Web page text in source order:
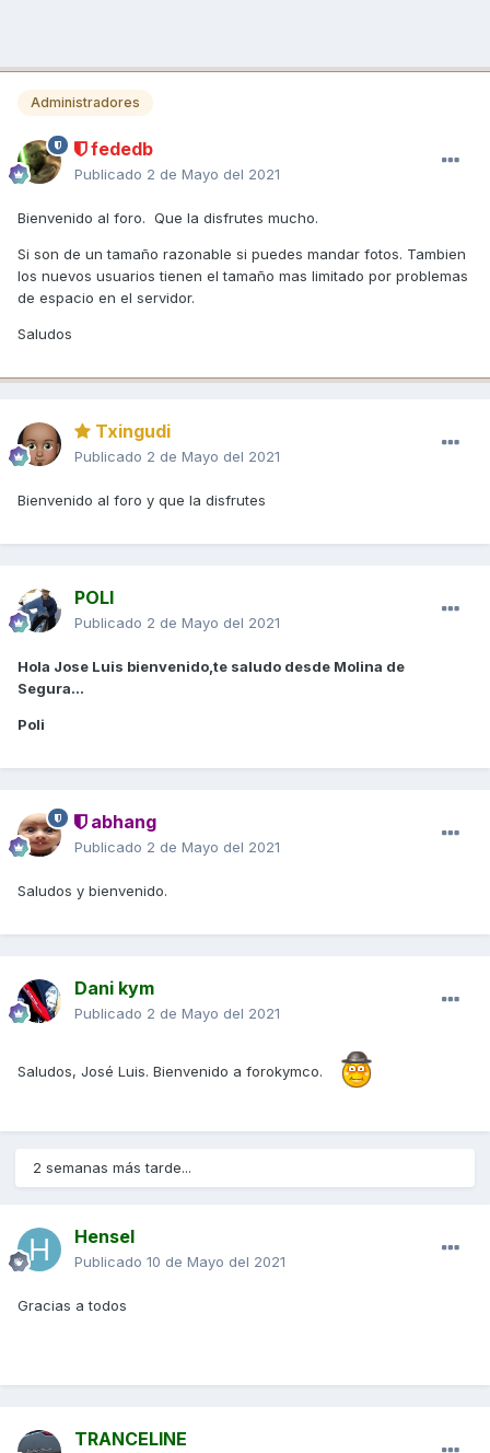
Administradores
fededb
Publicado 2 de Mayo del 2021
Bienvenido al foro. Que la disfrutes mucho.
Si son de un tamaño razonable si puedes mandar fotos. Tambien
los nuevos usuarios tienen el tamaño mas limitado por problemas
de espacio en el servidor.
Saludos
Txingudi
Publicado 2 de Mayo del 2021
Bienvenido al foro y que la disfrutes
POLI
Publicado 2 de Mayo del 2021
Hola Jose Luis bienvenido,te saludo desde Molina de
Segura...
Poli
abhang
Publicado 2 de Mayo del 2021
Saludos y bienvenido.
Dani kym
Publicado 2 de Mayo del 2021
Saludos, José Luis. Bienvenido a forokymco.
2 semanas más tarde...
Hensel
Publicado 10 de Mayo del 2021
Gracias a todos
TRANCELINE